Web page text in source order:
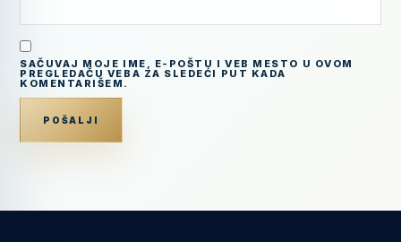
SAČUVAJ MOJE IME, E-POŠTU I VEB MESTO U OVOM
PREGLEDAČU VEBA ZA SLEDEĆI PUT KADA
KOMENTARIŠEM.